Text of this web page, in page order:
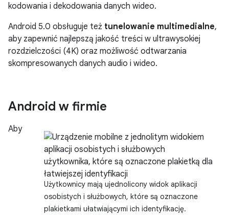
kodowania i dekodowania danych wideo.
Android 5.0 obsługuje też tunelowanie multimedialne,
aby zapewnić najlepszą jakość treści w ultrawysokiej
rozdzielczości (4K) oraz możliwość odtwarzania
skompresowanych danych audio i wideo.
Android w firmie
Użytkownicy mają ujednolicony widok aplikacji
osobistych i służbowych, które są oznaczone
plakietkami ułatwiającymi ich identyfikację.
Aby